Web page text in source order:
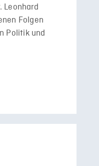
Leonhard
Folgen
Politik und